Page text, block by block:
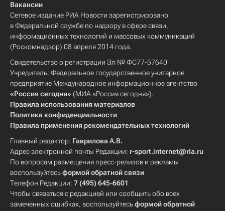
Вакансии
Сетевое издание РИА Новости зарегистрировано
в Федеральной службе по надзору в сфере связи,
информационных технологий и массовых коммуникаций
(Роскомнадзор) 08 апреля 2014 года.
Свидетельство о регистрации Эл № ФС77-57640
Учредитель: Федеральное государственное унитарное
предприятие Международное информационное агентство
«Россия сегодня» (МИА «Россия сегодня»).
Правила использования материалов
Политика конфиденциальности
Правила применения рекомендательных технологий
Главный редактор: Гаврилова А.В.
Адрес электронной почты Редакции: r-sport.internet@ria.ru
По вопросам размещения пресс-релизов и рекламы
воспользуйтесьформой обратной связи
Телефон Редакции: 7 (495) 645-6601
Чтобы связаться с редакцией или сообщить обо всех
замеченных ошибках, воспользуйтесьформой обратной